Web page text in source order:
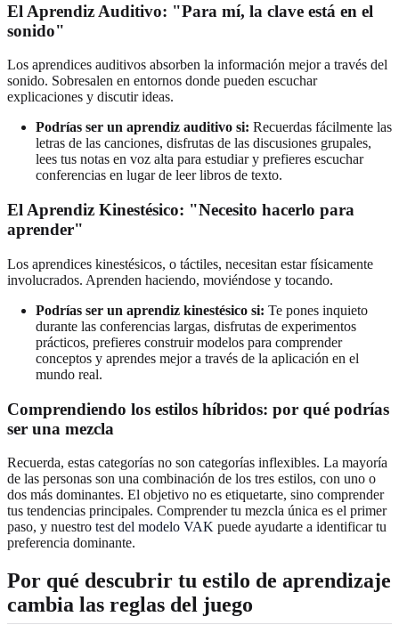
El Aprendiz Auditivo: "Para mí, la clave está en el
sonido"
Los aprendices auditivos absorben la información mejor a través del
sonido. Sobresalen en entornos donde pueden escuchar
explicaciones y discutir ideas.
Podrías ser un aprendiz auditivo si: Recuerdas fácilmente las
letras de las canciones, disfrutas de las discusiones grupales,
lees tus notas en voz alta para estudiar y prefieres escuchar
conferencias en lugar de leer libros de texto.
El Aprendiz Kinestésico: "Necesito hacerlo para
aprender"
Los aprendices kinestésicos, o táctiles, necesitan estar físicamente
involucrados. Aprenden haciendo, moviéndose y tocando.
Podrías ser un aprendiz kinestésico si: Te pones inquieto
durante las conferencias largas, disfrutas de experimentos
prácticos, prefieres construir modelos para comprender
conceptos y aprendes mejor a través de la aplicación en el
mundo real.
Comprendiendo los estilos híbridos: por qué podrías
ser una mezcla
Recuerda, estas categorías no son categorías inflexibles. La mayoría
de las personas son una combinación de los tres estilos, con uno o
dos más dominantes. El objetivo no es etiquetarte, sino comprender
tus tendencias principales. Comprender tu mezcla única es el primer
paso, y nuestro test del modelo VAK puede ayudarte a identificar tu
preferencia dominante.
Por qué descubrir tu estilo de aprendizaje
cambia las reglas del juego